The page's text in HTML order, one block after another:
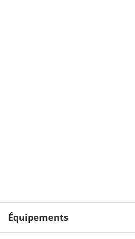
Équipements